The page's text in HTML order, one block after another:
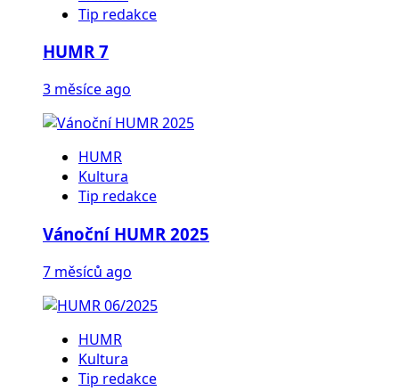
Tip redakce
HUMR 7
3 měsíce ago
HUMR
Kultura
Tip redakce
Vánoční HUMR 2025
7 měsíců ago
HUMR
Kultura
Tip redakce